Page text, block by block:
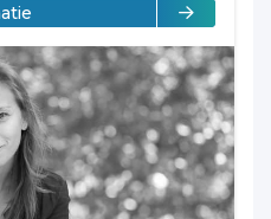
over Lauris van Eekeren